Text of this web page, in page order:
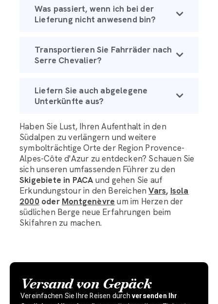
Was passiert, wenn ich bei der
Lieferung nicht anwesend bin?
Transportieren Sie Fahrräder nach
Serre Chevalier?
Liefern Sie auch abgelegene
Unterkünfte aus?
Haben Sie Lust, Ihren Aufenthalt in den
Südalpen zu verlängern und weitere
symbolträchtige Orte der Region Provence-
Alpes-Côte d'Azur zu entdecken? Schauen Sie
sich unseren umfassenden Führer zu den
Skigebiete in PACA und gehen Sie auf
Erkundungstour in den BereichenVars, Isola
2000 oder Montgenèvre um im Herzen der
südlichen Berge neue Erfahrungen beim
Skifahren zu machen.
Versand von Gepäck
Vereinfachen Sie Ihre Reisen durchversenden Ihr